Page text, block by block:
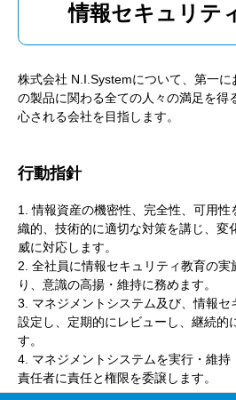
情報セキュリテ
株式会社 N.I.Systemについて、第一
の製品に関わる全ての人々の満足を得
心される会社を目指します。
行動指針
1. 情報資産の機密性、完全性、可用性
織的、技術的に適切な対策を講じ、変
威に対応します。
2. 全社員に情報セキュリティ教育の
り、意識の高揚・維持に務めます。
3. マネジメントシステム及び、情報セ
設定し、定期的にレビューし、継続的
す。
4. マネジメントシステムを実行・維持
責任者に責任と権限を委譲します。